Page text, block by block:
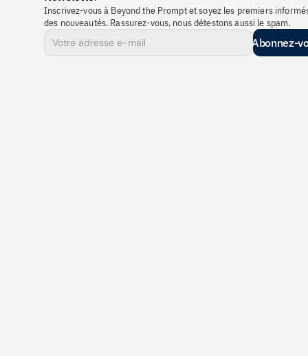
Inscrivez-vous à Beyond the Prompt et soyez les premiers
des nouveautés. Rassurez-vous, nous détestons aussi le spam.
Abonnez-